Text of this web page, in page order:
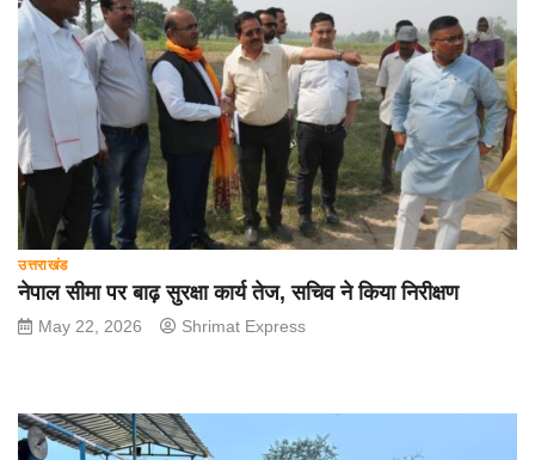
उत्तराखंड
नेपाल सीमा पर बाढ़ सुरक्षा कार्य तेज, सचिव ने किया निरीक्षण
May 22, 2026 Shrimat Express